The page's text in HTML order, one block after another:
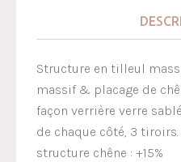
Structure en tilleul
massif & placage de
façon verrière verre
de chaque côté, 3
structure chêne : +15%